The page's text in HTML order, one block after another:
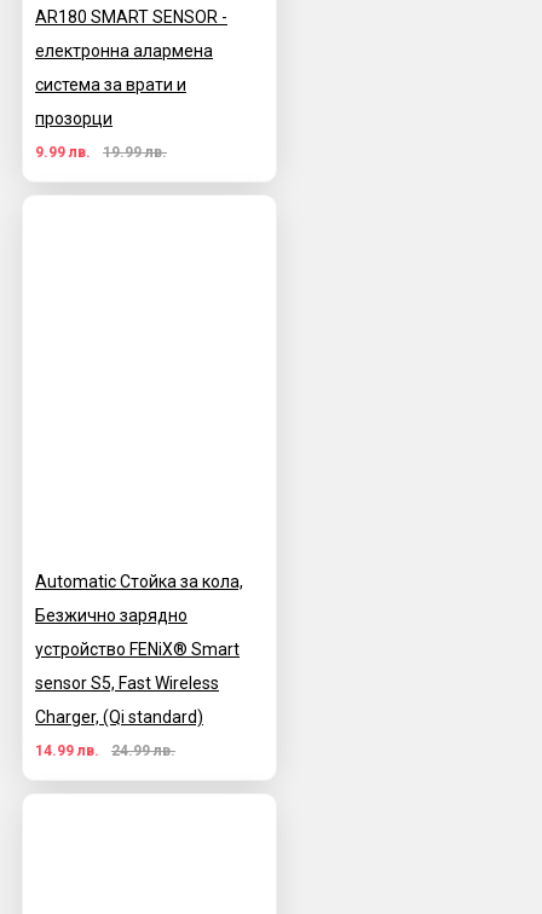
AR180 SMART SENSOR -
електронна алармена
система за врати и
прозорци
9.99 лв. 19.99 лв.
Automatic Стойка за кола,
Безжично зарядно
устройство FENiX® Smart
sensor S5, Fast Wireless
Charger, (Qi standard)
14.99 лв. 24.99 лв.